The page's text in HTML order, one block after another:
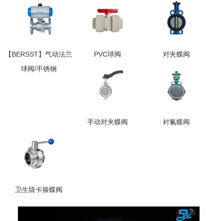
【BERSST】气动法兰
球阀/不锈钢
PVC球阀 对夹蝶阀
手动对夹蝶阀 衬氟蝶阀
卫生级卡箍蝶阀